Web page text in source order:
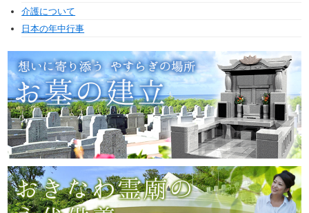
介護について
日本の年中行事